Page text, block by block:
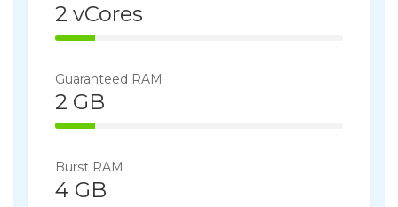
2 vCores
14% Complete
Guaranteed RAM
2 GB
14% Complete
Burst RAM
4 GB